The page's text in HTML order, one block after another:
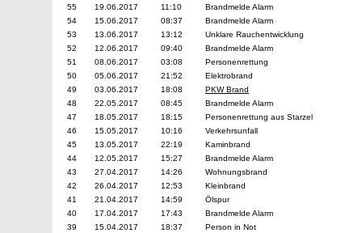
55
19.06.2017 11:10
Brandmelde Alarm
54
15.06.2017 08:37
Brandmelde Alarm
53
13.06.2017 13:12
Unklare Rauchentwicklung
52
12.06.2017 09:40
Brandmelde Alarm
51
08.06.2017 03:08
Personenrettung
50
05.06.2017 21:52
Elektrobrand
49
03.06.2017 18:08
PKW Brand
48
22.05.2017 08:45
Brandmelde Alarm
47
18.05.2017 18:15
Personenrettung aus Starzel
46
15.05.2017 10:16
Verkehrsunfall
45
13.05.2017 22:19
Kaminbrand
44
12.05.2017 15:27
Brandmelde Alarm
43
27.04.2017 14:26
Wohnungsbrand
42
26.04.2017 12:53
Kleinbrand
41
21.04.2017 14:59
Ölspur
40
17.04.2017 17:43
Brandmelde Alarm
39
15.04.2017 18:37
Person in Not